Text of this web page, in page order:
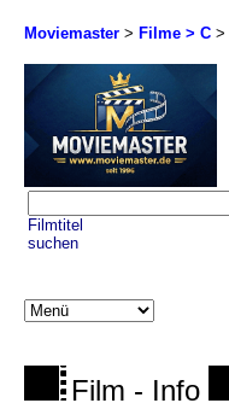
Moviemaster > Filme > C >
Filmtitel
suchen
Film - Info